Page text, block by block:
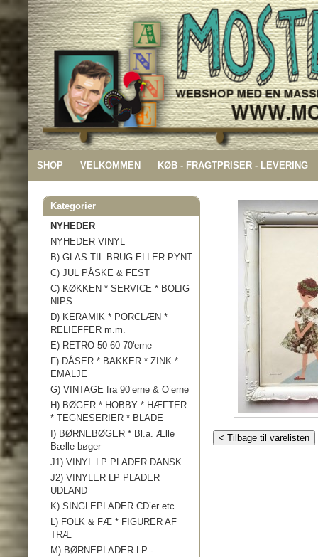
SHOP VELKOMMEN KØB - FRAGTPRISER - LEVERING
Kategorier
NYHEDER
NYHEDER VINYL
B) GLAS TIL BRUG ELLER PYNT
C) JUL PÅSKE & FEST
C) KØKKEN * SERVICE * BOLIG
NIPS
D) KERAMIK * PORCLÆN *
RELIEFFER m.m.
E) RETRO 50 60 70'erne
F) DÅSER * BAKKER * ZINK *
EMALJE
G) VINTAGE fra 90’erne & O’erne
H) BØGER * HOBBY * HÆFTER
* TEGNESERIER * BLADE
I) BØRNEBØGER * Bl.a. Ælle
Bælle bøger
J1) VINYL LP PLADER DANSK
J2) VINYLER LP PLADER
UDLAND
K) SINGLEPLADER CD’er etc.
L) FOLK & FÆ * FIGURER AF
TRÆ
M) BØRNEPLADER LP -
< Tilbage til varelisten